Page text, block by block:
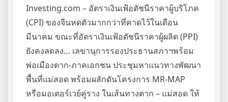
Investing.com – อัตราเงินเฟ้อดัชนีราคาผู้บริโภค
(CPI) ของจีนหดตัวมากกว่าที่คาดไว้ในเดือน
มีนาคม ขณะที่อัตราเงินเฟ้อดัชนีราคาผู้ผลิต (PPI)
ยังคงลดลง… เลขานุการรองประธานสภาฯพร้อม
พ่อเมืองตาก-ภาคเอกชน ประชุมหาแนวทางพัฒนา
พื้นที่แม่สอด พร้อมผลักดันโครงการ MR-MAP
หรือมอเตอร์เวย์คู่ราง ในเส้นทางตาก – แม่สอด ให้